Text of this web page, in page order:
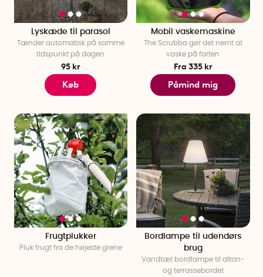
Lyskæde til parasol
Tænder automatisk på samme
tidspunkt på dagen
95 kr
Køb
Mobil vaskemaskine
The Scrubba gør det nemt at
vaske på farten
Fra 335 kr
Påmind mig
Frugtplukker
Pluk frugt fra de højeste grene
Bordlampe til udendørs
brug
Vandtæt bordlampe til altan-
og terrassebordet